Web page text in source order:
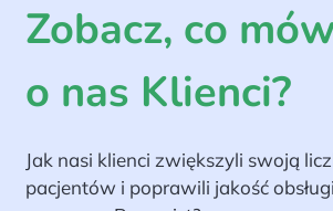
Zobacz, co
o nas Klienci?
Jak nasi klienci zwiększyli swoją
pacjentów i poprawili jakość obsługi